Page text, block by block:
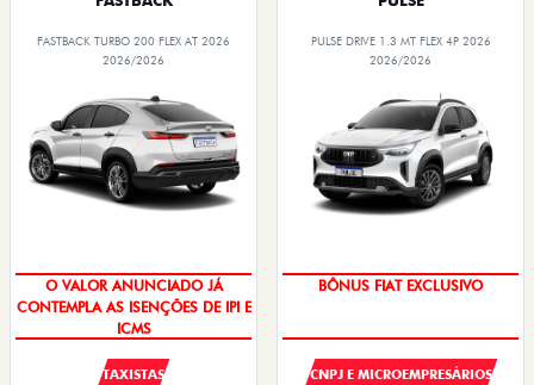
FASTBACK TURBO 200 FLEX AT 2026
2026/2026
O VALOR ANUNCIADO JÁ
CONTEMPLA AS ISENÇÕES DE IPI E
ICMS
TAXISTAS
PULSE DRIVE 1.3 MT FLEX 4P 2026
2026/2026
BÔNUS FIAT EXCLUSIVO
CNPJ E MICROEMPRESÁRIOS